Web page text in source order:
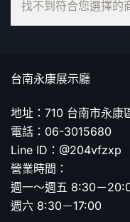
找不到符合您選擇的
台南永康展示廳
地址：710 台南市永康
電話：06-3015680
Line ID：@204vfzxp
營業時間：
週一～週五 8:30－
週六 8:30－17:00